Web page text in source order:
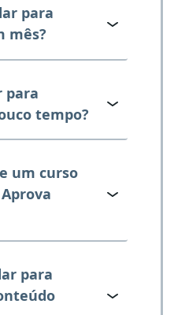
para
mês?
para
tempo?
um curso
para